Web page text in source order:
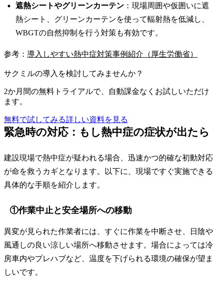
遮熱シートやグリーンカーテン ：現場周囲や仮囲いに遮
熱シート、グリーンカーテンを使って輻射熱を低減し、
WBGTの自然抑制を行う対策も有効です。
参考： 導入しやすい熱中症対策事例紹介（厚生労働省）
サクミルの導入を検討してみませんか？
2か月間の無料トライアルで、自動課金なくお試しいただけ
ます。
無料で試してみる詳しい資料を見る
緊急時の対応：もし熱中症の症状が出たら
建設現場で熱中症が疑われる場合、迅速かつ的確な初動対応
が命を救うカギとなります。以下に、現場ですぐ実施できる
具体的な手順を紹介します。
①作業中止と安全場所への移動
異変が見られた作業者には、すぐに作業を中断させ、日陰や
風通しの良い涼しい場所へ移動させます。場合によっては冷
房車内やプレハブなど、温度を下げられる環境の確保が望ま
しいです。